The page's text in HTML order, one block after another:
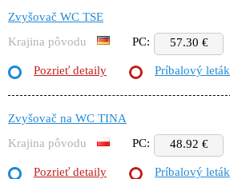
Zvyšovač WC TSE
Krajina pôvodu
PC: 57.30 €
Pozrieť detaily Príbalový leták
Zvyšovač na WC TINA
Krajina pôvodu
PC: 48.92 €
Pozrieť detaily Príbalový leták